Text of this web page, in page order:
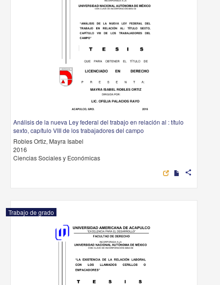
Análisis de la nueva Ley federal del trabajo en relación al : título
sexto, capítulo VIII de los trabajadores del campo
Robles Ortiz, Mayra Isabel
2016
Ciencias Sociales y Económicas
share
Trabajo de grado